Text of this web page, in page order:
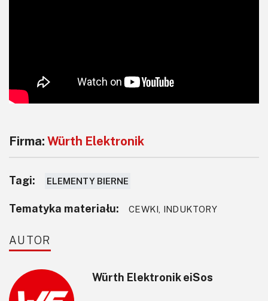
Firma: Würth Elektronik
Tagi: ELEMENTY BIERNE
Tematyka materiału: CEWKI, INDUKTORY
AUTOR
Würth Elektronik eiSos